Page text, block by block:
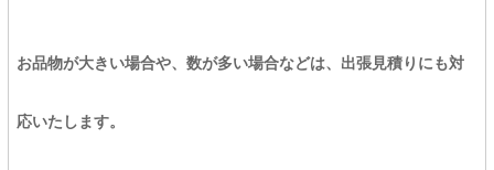
お品物が大きい場合や、数が多い場合などは、出張見積りにも対
応いたします。